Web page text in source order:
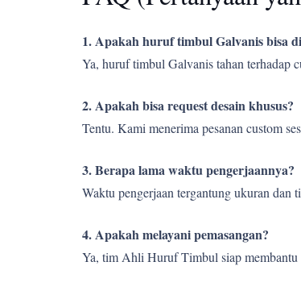
1. Apakah huruf timbul Galvanis bisa
Ya, huruf timbul Galvanis tahan terhadap
2. Apakah bisa request desain khusus?
Tentu. Kami menerima pesanan custom
3. Berapa lama waktu pengerjaannya?
Waktu pengerjaan tergantung ukuran dan
4. Apakah melayani pemasangan?
Ya, tim Ahli Huruf Timbul siap membantu